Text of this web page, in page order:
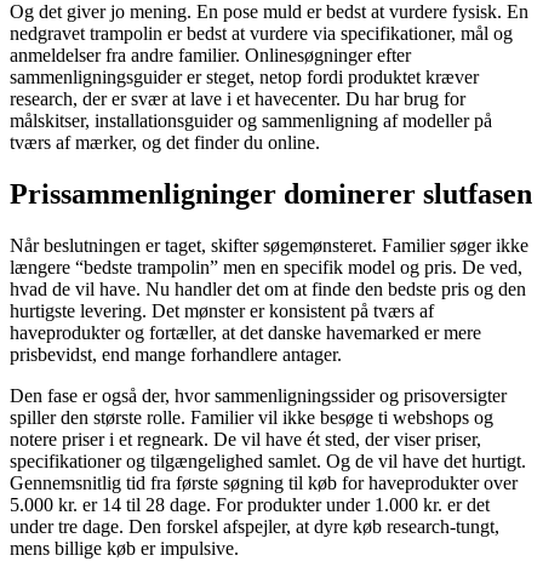
Og det giver jo mening. En pose muld er bedst at vurdere fysisk. En
nedgravet trampolin er bedst at vurdere via specifikationer, mål og
anmeldelser fra andre familier. Onlinesøgninger efter
sammenligningsguider er steget, netop fordi produktet kræver
research, der er svær at lave i et havecenter. Du har brug for
målskitser, installationsguider og sammenligning af modeller på
tværs af mærker, og det finder du online.
Prissammenligninger dominerer slutfasen
Når beslutningen er taget, skifter søgemønsteret. Familier søger ikke
længere “bedste trampolin” men en specifik model og pris. De ved,
hvad de vil have. Nu handler det om at finde den bedste pris og den
hurtigste levering. Det mønster er konsistent på tværs af
haveprodukter og fortæller, at det danske havemarked er mere
prisbevidst, end mange forhandlere antager.
Den fase er også der, hvor sammenligningssider og prisoversigter
spiller den største rolle. Familier vil ikke besøge ti webshops og
notere priser i et regneark. De vil have ét sted, der viser priser,
specifikationer og tilgængelighed samlet. Og de vil have det hurtigt.
Gennemsnitlig tid fra første søgning til køb for haveprodukter over
5.000 kr. er 14 til 28 dage. For produkter under 1.000 kr. er det
under tre dage. Den forskel afspejler, at dyre køb research-tungt,
mens billige køb er impulsive.